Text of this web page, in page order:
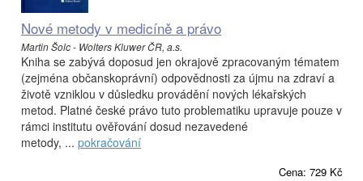
Nové metody v medicíně a právo
Martin Šolc - Wolters Kluwer ČR, a.s.
Kniha se zabývá doposud jen okrajově zpracovaným tématem
(zejména občanskoprávní) odpovědnosti za újmu na zdraví a
životě vzniklou v důsledku provádění nových lékařských
metod. Platné české právo tuto problematiku upravuje pouze v
rámci institutu ověřování dosud nezavedené
metody, ... pokračování
Cena: 729 Kč